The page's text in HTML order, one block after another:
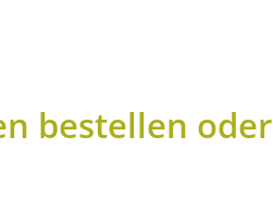
bestellen oder